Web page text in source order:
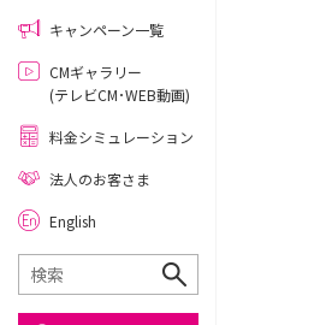
キャンペーン一覧
CMギャラリー
(テレビCM･WEB動画)
料金シミュレーション
法人のお客さま
English